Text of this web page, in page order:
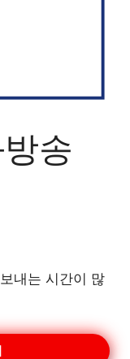
송
내는 시간이 많